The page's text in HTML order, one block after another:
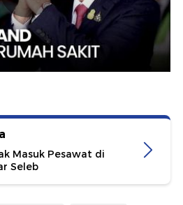
Masuk Pesawat di
Seleb